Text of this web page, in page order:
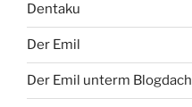
Dentaku
Der Emil
Der Emil unterm Blogdach